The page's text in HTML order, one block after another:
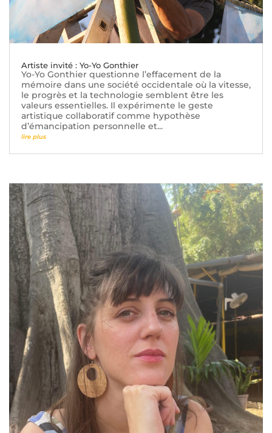
Artiste invité : Yo-Yo Gonthier
Yo-Yo Gonthier questionne l’effacement de la
mémoire dans une société occidentale où la vitesse,
le progrès et la technologie semblent être les
valeurs essentielles. Il expérimente le geste
artistique collaboratif comme hypothèse
d’émancipation personnelle et...
lire plus